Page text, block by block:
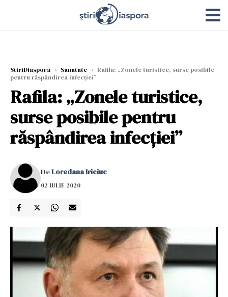
StiriDiaspora › Sanatate › Rafila: „Zonele turistice, surse posibile
pentru răspândirea infecției”
Rafila: „Zonele turistice,
surse posibile pentru
răspândirea infecției”
DeLoredana Iriciuc
02 IULIE 2020